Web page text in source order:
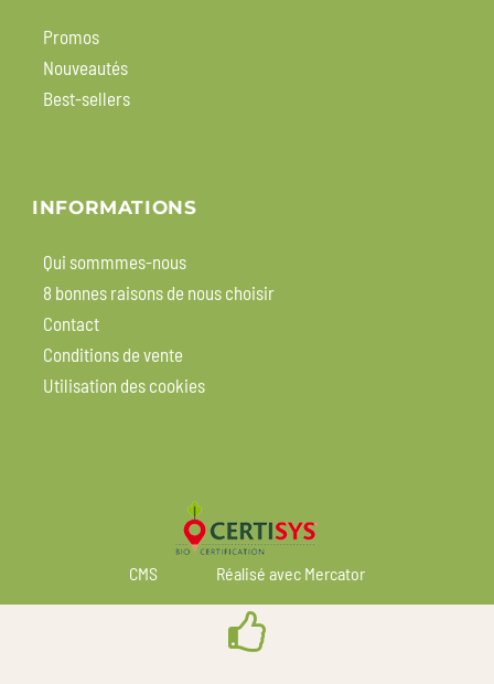
Promos
Nouveautés
Best-sellers
INFORMATIONS
Qui sommmes-nous
8 bonnes raisons de nous choisir
Contact
Conditions de vente
Utilisation des cookies
CMS Réalisé avec Mercator